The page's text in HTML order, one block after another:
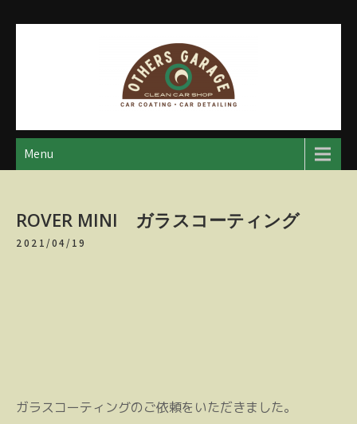
アザースガレージ
【神奈川・厚木・愛川】カーメンテナンス
Menu
ROVER MINI ガラスコーティング
2021/04/19
ガラスコーティングのご依頼をいただきました。